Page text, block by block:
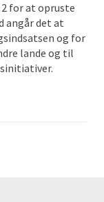
for at opruste
angår det at
og for
lande og til